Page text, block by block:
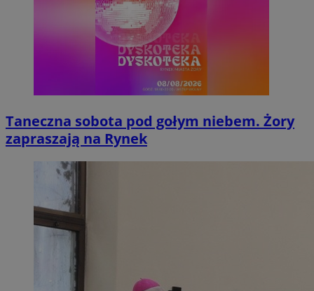
Taneczna sobota pod gołym niebem. Żory
zapraszają na Rynek